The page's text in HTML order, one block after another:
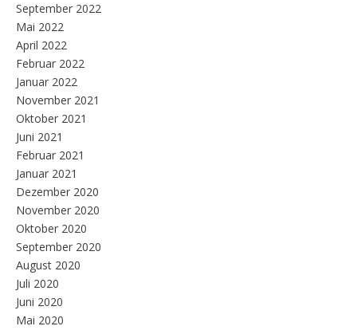
September 2022
Mai 2022
April 2022
Februar 2022
Januar 2022
November 2021
Oktober 2021
Juni 2021
Februar 2021
Januar 2021
Dezember 2020
November 2020
Oktober 2020
September 2020
August 2020
Juli 2020
Juni 2020
Mai 2020